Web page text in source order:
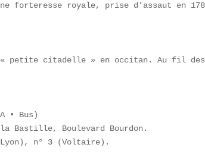
royale, prise d’assaut en
petite citadelle » en occitan. Au fil
• Bus)
Bastille, Boulevard Bourdon.
Lyon), n° 3 (Voltaire).